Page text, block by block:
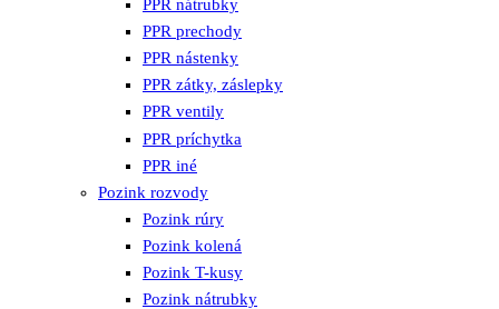
PPR nátrubky
PPR prechody
PPR nástenky
PPR zátky, záslepky
PPR ventily
PPR príchytka
PPR iné
Pozink rozvody
Pozink rúry
Pozink kolená
Pozink T-kusy
Pozink nátrubky